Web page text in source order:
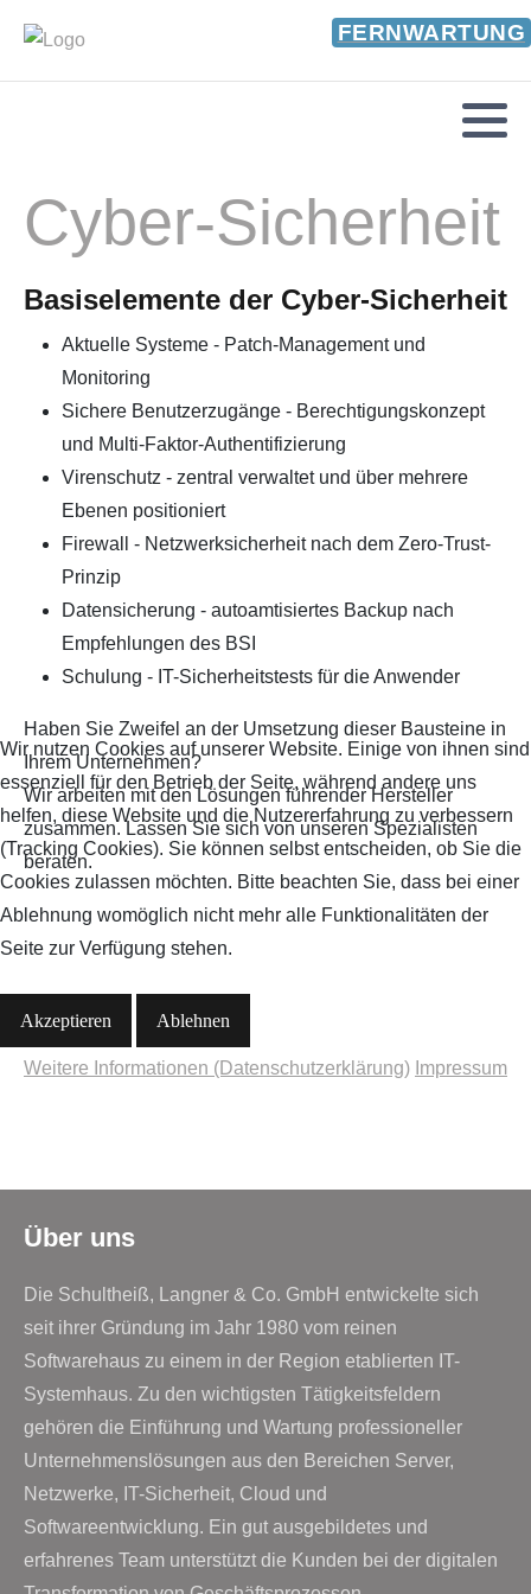
FERNWARTUNG
Cyber-Sicherheit
Basiselemente der Cyber-Sicherheit
Aktuelle Systeme - Patch-Management und
Monitoring
Sichere Benutzerzugänge - Berechtigungskonzept
und Multi-Faktor-Authentifizierung
Virenschutz - zentral verwaltet und über mehrere
Ebenen positioniert
Firewall - Netzwerksicherheit nach dem Zero-Trust-
Prinzip
Datensicherung - autoamtisiertes Backup nach
Empfehlungen des BSI
Schulung - IT-Sicherheitstests für die Anwender
Haben Sie Zweifel an der Umsetzung dieser Bausteine in
Ihrem Unternehmen?
Wir arbeiten mit den Lösungen führender Hersteller
zusammen. Lassen Sie sich von unseren Spezialisten
beraten.
Über uns
Die Schultheiß, Langner & Co. GmbH entwickelte sich
seit ihrer Gründung im Jahr 1980 vom reinen
Softwarehaus zu einem in der Region etablierten IT-
Systemhaus. Zu den wichtigsten Tätigkeitsfeldern
gehören die Einführung und Wartung professioneller
Unternehmenslösungen aus den Bereichen Server,
Netzwerke, IT-Sicherheit, Cloud und
Softwareentwicklung. Ein gut ausgebildetes und
erfahrenes Team unterstützt die Kunden bei der digitalen
Wir nutzen Cookies auf unserer Website. Einige von ihnen sind
essenziell für den Betrieb der Seite, während andere uns
helfen, diese Website und die Nutzererfahrung zu verbessern
(Tracking Cookies). Sie können selbst entscheiden, ob Sie die
Cookies zulassen möchten. Bitte beachten Sie, dass bei einer
Ablehnung womöglich nicht mehr alle Funktionalitäten der
Seite zur Verfügung stehen.
Akzeptieren Ablehnen
Weitere Informationen (Datenschutzerklärung) Impressum